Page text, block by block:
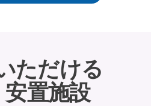
ただける
置施設